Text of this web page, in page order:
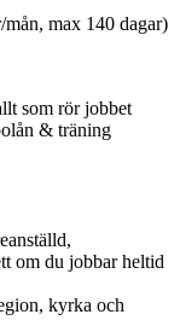
som rör jobbet
& träning